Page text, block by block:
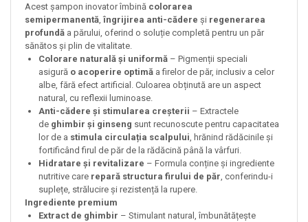
Acest șampon inovator îmbină colorarea
semipermanentă ,îngrijirea anti-cădere și regenerarea
profundă a părului, oferind o soluție completă pentru un păr
sănătos și plin de vitalitate.
Colorare naturală și uniformă – Pigmenții speciali
asigură o acoperire optimă a firelor de păr, inclusiv a celor
albe, fără efect artificial. Culoarea obținută are un aspect
natural, cu reflexii luminoase.
Anti-cădere și stimularea creșterii – Extractele
de ghimbir și ginseng sunt recunoscute pentru capacitatea
lor de a stimula circulația scalpului , hrănind rădăcinile și
fortificând firul de păr de la rădăcină până la vârfuri.
Hidratare și revitalizare – Formula conține și ingrediente
nutritive care repară structura firului de păr , conferindu-i
suplețe, strălucire și rezistență la rupere.
Ingrediente premium
Extract de ghimbir – Stimulant natural, îmbunătățește